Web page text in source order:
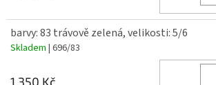
barvy: 83 trávově zelená, velikosti: 5/6
Skladem | 696/83
1 350 Kč